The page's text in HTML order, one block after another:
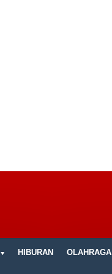
HIBURAN OLAHRAGA